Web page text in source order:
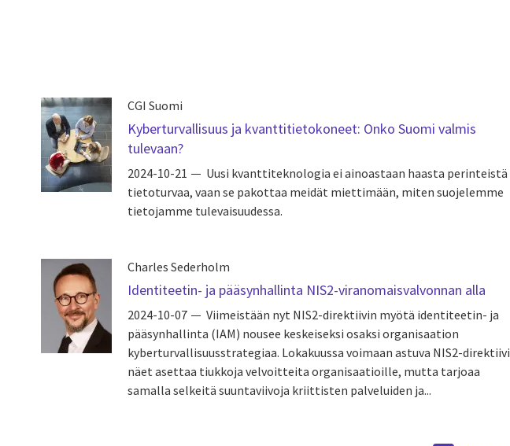
CGI Suomi
Kyberturvallisuus ja kvanttitietokoneet: Onko Suomi valmis
tulevaan?
2024-10-21
Uusi kvanttiteknologia ei ainoastaan haasta perinteistä
tietoturvaa, vaan se pakottaa meidät miettimään, miten suojelemme
tietojamme tulevaisuudessa.
Charles Sederholm
Identiteetin- ja pääsynhallinta NIS2-viranomaisvalvonnan alla
2024-10-07
Viimeistään nyt NIS2-direktiivin myötä identiteetin- ja
pääsynhallinta (IAM) nousee keskeiseksi osaksi organisaation
kyberturvallisuusstrategiaa. Lokakuussa voimaan astuva NIS2-direktiivi
näet asettaa tiukkoja velvoitteita organisaatioille, mutta tarjoaa
samalla selkeitä suuntaviivoja kriittisten palveluiden ja...